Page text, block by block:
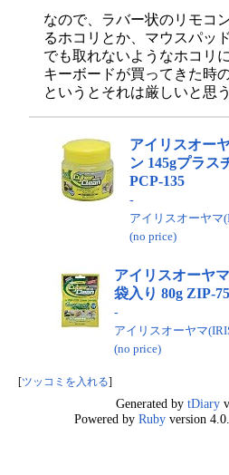
なので、ラバー状のリモコ
るホコリとか、マウスパッ
でも取れないようなホコリ
キーボードが買ってきた時
というとそれは厳しいと思う
アイリスオー
ン 145gプラス
PCP-135
-
アイリスオーヤマ
(no price)
アイリスオーヤ
袋入り 80g ZIP-75
-
アイリスオーヤマ
(no price)
[ツッコミを入れる]
Generated by tDiary
Powered by Ruby version